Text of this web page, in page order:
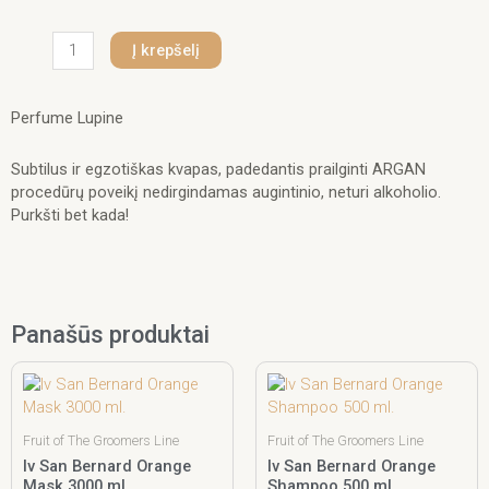
produkto
Lupine
Į krepšelį
Perfume Lupine
Subtilus ir egzotiškas kvapas, padedantis prailginti ARGAN
procedūrų poveikį nedirgindamas augintinio, neturi alkoholio.
Purkšti bet kada!
Panašūs produktai
Fruit of The Groomers Line
Iv San Bernard Orange
Fruit of The Groomers Line
Iv San Bernard Orange